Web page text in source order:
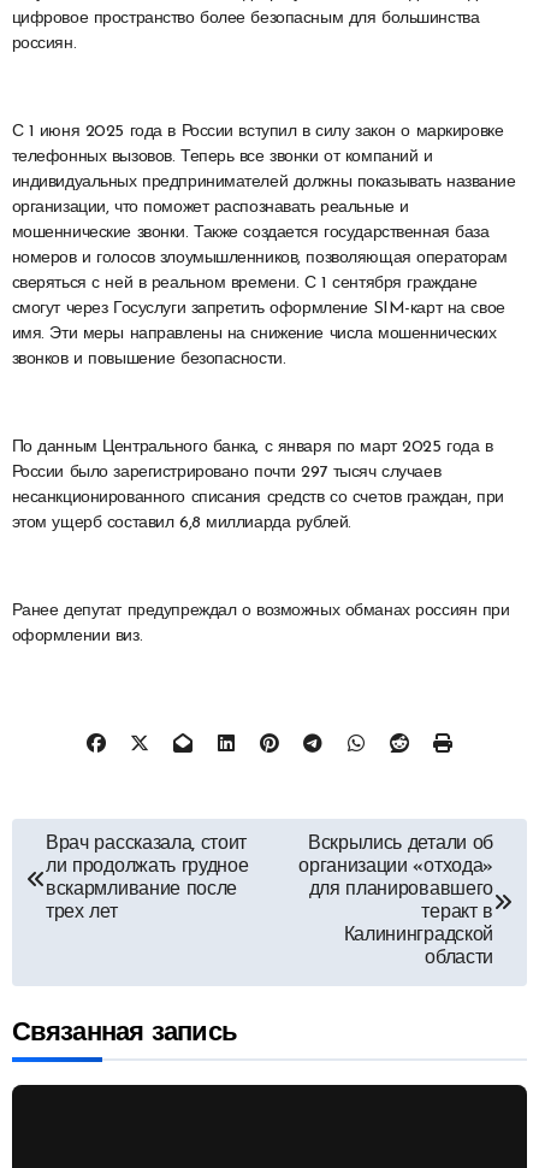
цифровое пространство более безопасным для большинства
россиян.
С 1 июня 2025 года в России вступил в силу закон о маркировке
телефонных вызовов. Теперь все звонки от компаний и
индивидуальных предпринимателей должны показывать название
организации, что поможет распознавать реальные и
мошеннические звонки. Также создается государственная база
номеров и голосов злоумышленников, позволяющая операторам
сверяться с ней в реальном времени. С 1 сентября граждане
смогут через Госуслуги запретить оформление SIM-карт на свое
имя. Эти меры направлены на снижение числа мошеннических
звонков и повышение безопасности.
По данным Центрального банка, с января по март 2025 года в
России было зарегистрировано почти 297 тысяч случаев
несанкционированного списания средств со счетов граждан, при
этом ущерб составил 6,8 миллиарда рублей.
Ранее депутат предупреждал о возможных обманах россиян при
оформлении виз.
Навигация
по
Врач рассказала, стоит
ли продолжать грудное
вскармливание после
трех лет
Вскрылись детали об
организации «отхода»
для планировавшего
теракт в
Калининградской
области
Связанная запись